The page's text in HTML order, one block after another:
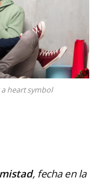
heart symbol
, fecha en la